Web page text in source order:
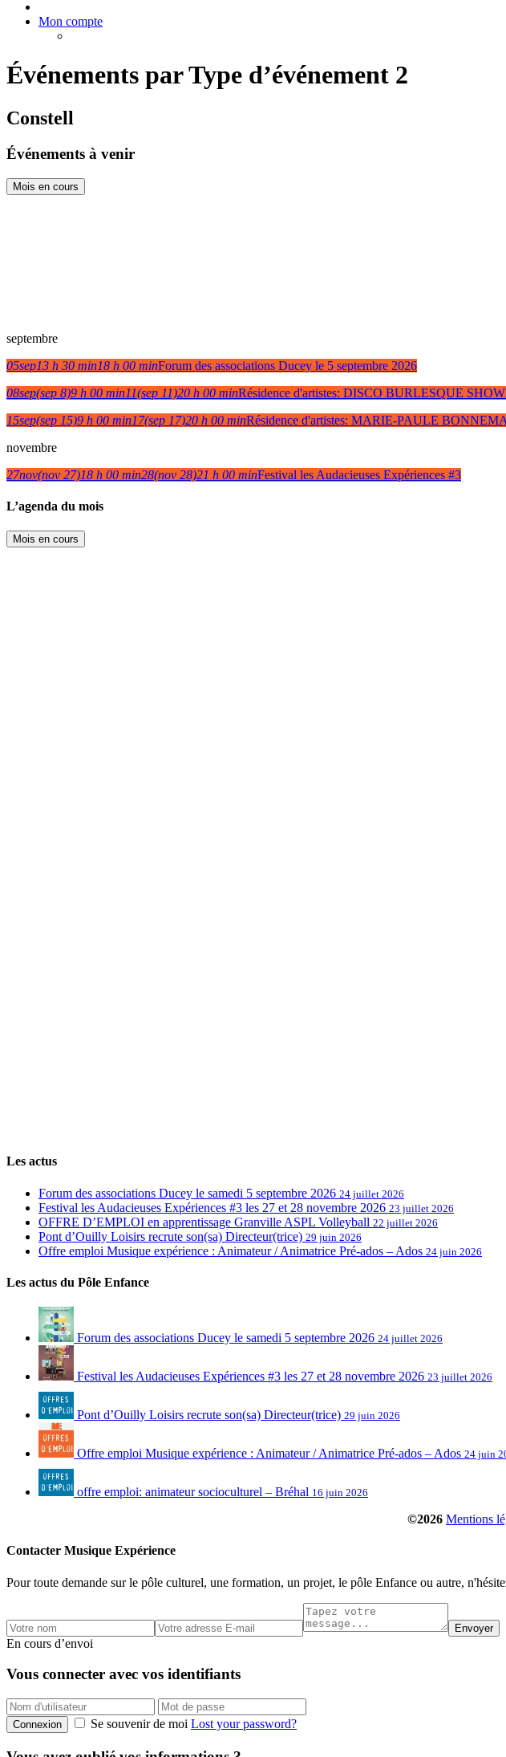
Mon compte
Événements par Type d’événement 2
Constell
Événements à venir
Mois en cours
septembre
05sep13 h 30 min18 h 00 minForum des associations Ducey le 5 septembre 2026
08sep(sep 8)9 h 00 min11(sep 11)20 h 00 minRésidence d'artistes: DISCO BURLESQUE SHOW
15sep(sep 15)9 h 00 min17(sep 17)20 h 00 minRésidence d'artistes: MARIE-PAULE
novembre
27nov(nov 27)18 h 00 min28(nov 28)21 h 00 minFestival les Audacieuses Expériences #3
L’agenda du mois
Mois en cours
Les actus
Forum des associations Ducey le samedi 5 septembre 2026 24 juillet 2026
Festival les Audacieuses Expériences #3 les 27 et 28 novembre 2026 23 juillet 2026
OFFRE D’EMPLOI en apprentissage Granville ASPL Volleyball 22 juillet 2026
Pont d’Ouilly Loisirs recrute son(sa) Directeur(trice) 29 juin 2026
Offre emploi Musique expérience : Animateur / Animatrice Pré-ados – Ados 24 juin 2026
Les actus du Pôle Enfance
Forum des associations Ducey le samedi 5 septembre 2026 24 juillet 2026
Festival les Audacieuses Expériences #3 les 27 et 28 novembre 2026 23 juillet 2026
Pont d’Ouilly Loisirs recrute son(sa) Directeur(trice) 29 juin 2026
Offre emploi Musique expérience : Animateur / Animatrice Pré-ados – Ados 24 juin
offre emploi: animateur socioculturel – Bréhal 16 juin 2026
©2026 Mentions
Contacter Musique Expérience
Pour toute demande sur le pôle culturel, une formation, un projet, le pôle Enfance ou autre,
Envoyer
En cours d’envoi
Vous connecter avec vos identifiants
Connexion Se souvenir de moi Lost your password?